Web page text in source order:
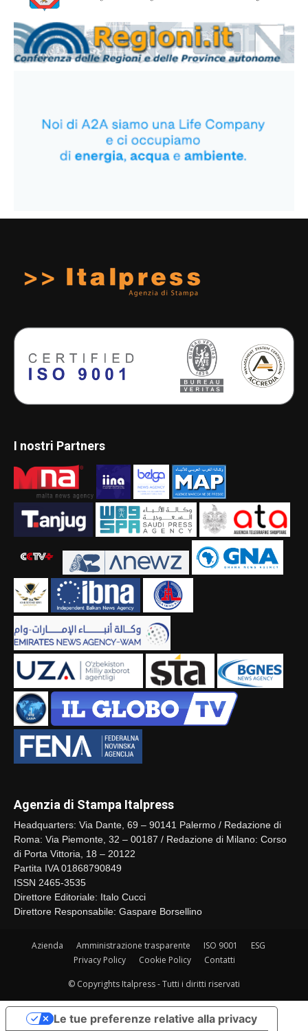
I nostri Partners
Agenzia di Stampa Italpress
Headquarters: Via Dante, 69 – 90141 Palermo / Redazione di
Roma: Via Piemonte, 32 – 00187 / Redazione di Milano: Corso
di Porta Vittoria, 18 – 20122
Partita IVA 01868790849
ISSN 2465-3535
Direttore Editoriale: Italo Cucci
Direttore Responsabile: Gaspare Borsellino
Azienda Amministrazione trasparente ISO 9001
ESG
Privacy Policy
Cookie Policy Contatti
© Copyrights Italpress - Tutti i diritti riservati
Le tue preferenze relative alla privacy